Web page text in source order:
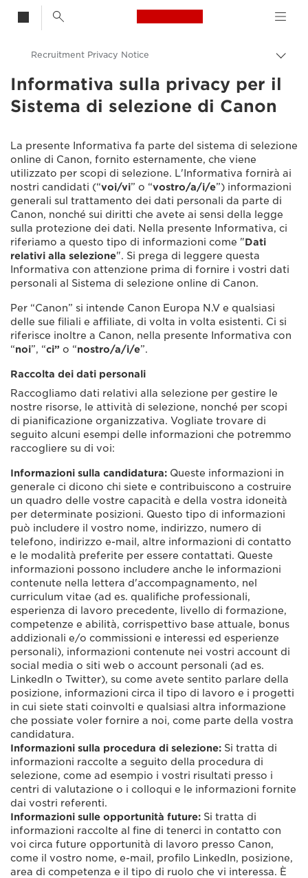
Canon Logo, back
Canon
Privacy Trust Center
Recruitment Privacy Notice
Informativa sulla privacy per il
Sistema di selezione di Canon
La presente Informativa fa parte del sistema di selezione
online di Canon, fornito esternamente, che viene
utilizzato per scopi di selezione. L'Informativa fornirà ai
nostri candidati (“voi/vi” o “vostro/a/i/e”) informazioni
generali sul trattamento dei dati personali da parte di
Canon, nonché sui diritti che avete ai sensi della legge
sulla protezione dei dati. Nella presente Informativa, ci
riferiamo a questo tipo di informazioni come "Dati
relativi alla selezione". Si prega di leggere questa
Informativa con attenzione prima di fornire i vostri dati
personali al Sistema di selezione online di Canon.
Per “Canon” si intende Canon Europa N.V e qualsiasi
delle sue filiali e affiliate, di volta in volta esistenti. Ci si
riferisce inoltre a Canon, nella presente Informativa con
“noi”, “ci” o “nostro/a/i/e”.
Raccolta dei dati personali
Raccogliamo dati relativi alla selezione per gestire le
nostre risorse, le attività di selezione, nonché per scopi
di pianificazione organizzativa. Vogliate trovare di
seguito alcuni esempi delle informazioni che potremmo
raccogliere su di voi:
Informazioni sulla candidatura: Queste informazioni in
generale ci dicono chi siete e contribuiscono a costruire
un quadro delle vostre capacità e della vostra idoneità
per determinate posizioni. Questo tipo di informazioni
può includere il vostro nome, indirizzo, numero di
telefono, indirizzo e-mail, altre informazioni di contatto
e le modalità preferite per essere contattati. Queste
informazioni possono includere anche le informazioni
contenute nella lettera d'accompagnamento, nel
curriculum vitae (ad es. qualifiche professionali,
esperienza di lavoro precedente, livello di formazione,
competenze e abilità, corrispettivo base attuale, bonus
addizionali e/o commissioni e interessi ed esperienze
personali), informazioni contenute nei vostri account di
social media o siti web o account personali (ad es.
LinkedIn o Twitter), su come avete sentito parlare della
posizione, informazioni circa il tipo di lavoro e i progetti
in cui siete stati coinvolti e qualsiasi altra informazione
che possiate voler fornire a noi, come parte della vostra
candidatura.
Informazioni sulla procedura di selezione: Si tratta di
informazioni raccolte a seguito della procedura di
selezione, come ad esempio i vostri risultati presso i
centri di valutazione o i colloqui e le informazioni fornite
dai vostri referenti.
Informazioni sulle opportunità future: Si tratta di
informazioni raccolte al fine di tenerci in contatto con
voi circa future opportunità di lavoro presso Canon,
come il vostro nome, e-mail, profilo LinkedIn, posizione,
area di competenza e il tipo di ruolo che vi interessa. È